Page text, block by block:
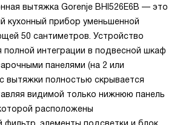
что на кухне не было никаких
несмотря на то, что я готовил весь
этой вытяжке!
своей покупкой. Она идеально
функциональность и качество.
вытяжка Gorenje BHI526E6B — это
кухонный прибор уменьшенной
50 сантиметров. Устройство
полной интеграции в подвесной шкаф
панелями (на 2 или
вытяжки полностью скрывается
видимой только нижнюю панель
расположены